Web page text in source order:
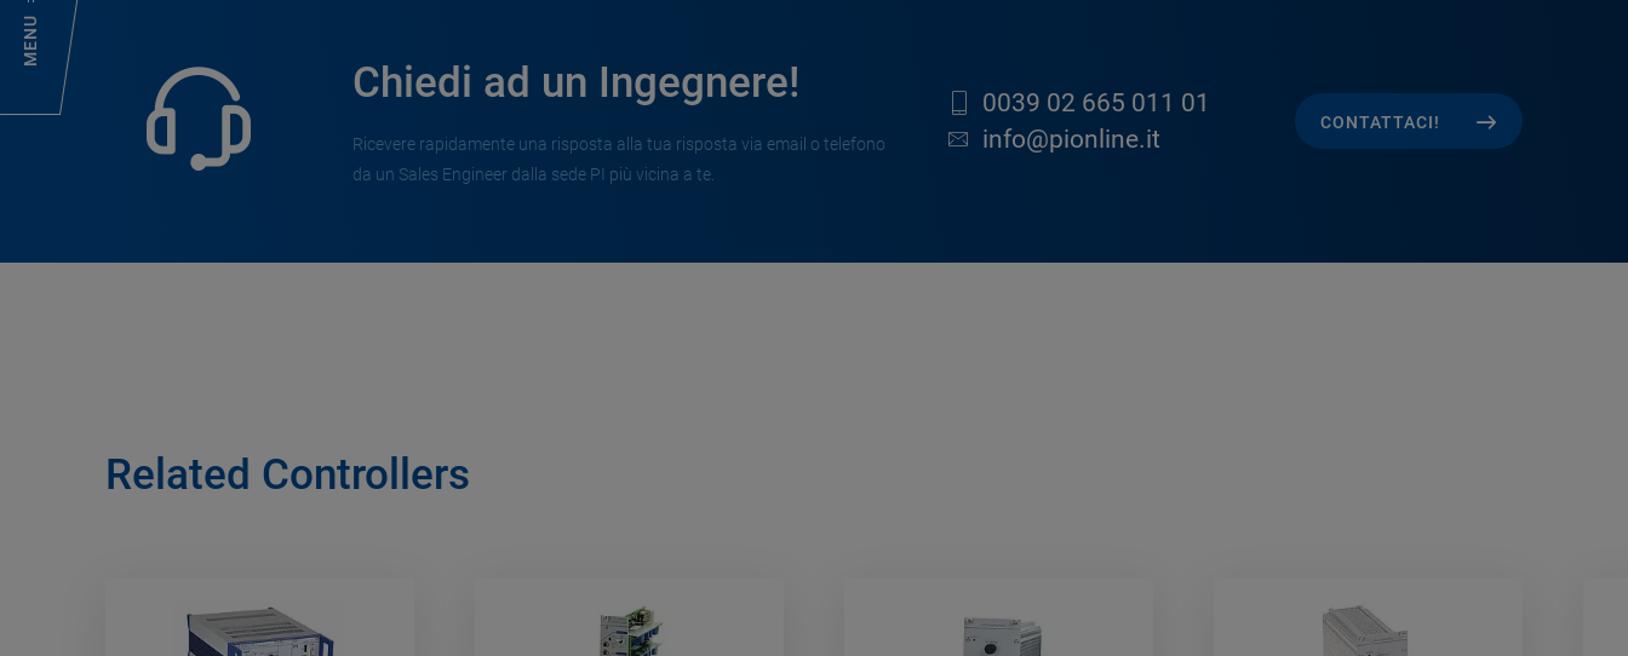
MENU
Chiedi ad un Ingegnere!
Ricevere rapidamente una risposta alla tua risposta via email o telefono
da un Sales Engineer dalla sede PI più vicina a te.
0039 02 665 011 01
info@pionline.it
CONTATTACI!
Related Controllers